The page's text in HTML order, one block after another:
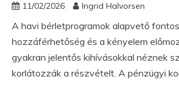
11/02/2026 Ingrid Halvorsen
A havi bérletprogramok alapvető
hozzáférhetőség és a kényelem
gyakran jelentős kihívásokkal néznek
korlátozzák a részvételt. A pénzügyi